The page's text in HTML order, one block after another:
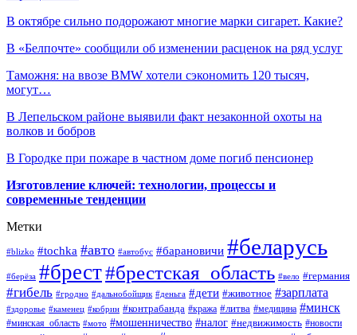
В октябре сильно подорожают многие марки сигарет. Какие?
В «Белпочте» сообщили об изменении расценок на ряд услуг
Таможня: на ввозе BMW хотели сэкономить 120 тысяч,
могут…
В Лепельском районе выявили факт незаконной охоты на
волков и бобров
В Городке при пожаре в частном доме погиб пенсионер
Изготовление ключей: технологии, процессы и
современные тенденции
Метки
#blizko #tochka #авто #автобус #барановичи #беларусь
#берёза #брест#брестская_область #вело #германия
#гибель #гродно #дальнобойщик #деньга #дети #животное #зарплата
#здоровье #каменец #кобрин #контрабанда #кража #литва #медицина #минск
#минская_область #мото #мошенничество #налог #недвижимость #новости